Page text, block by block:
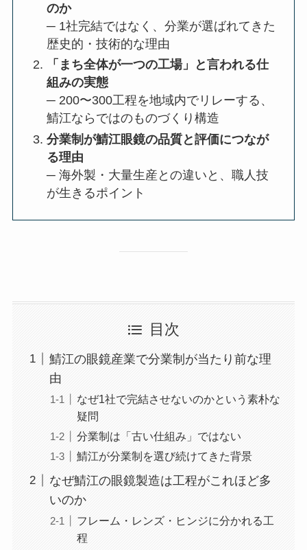
のか
─ 1社完結ではなく、分業が選ばれてきた
歴史的・技術的な理由
「まち全体が一つの工場」と言われる仕
組みの実態
─ 200〜300工程を地域内でリレーする、
鯖江ならではのものづくり構造
分業制が鯖江眼鏡の品質と評価につなが
る理由
─ 海外製・大量生産との違いと、職人技
が生きるポイント
目次
鯖江の眼鏡産業で分業制が当たり前な理
由
なぜ1社で完結させないのかという素朴な
疑問
分業制は「古い仕組み」ではない
鯖江が分業制を選び続けてきた背景
なぜ鯖江の眼鏡製造は工程がこれほど多
いのか
フレーム・レンズ・ヒンジに分かれる工
程